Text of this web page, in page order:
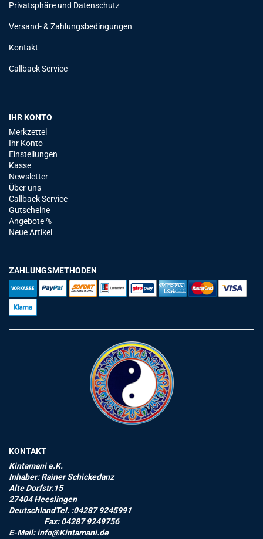
Privatsphäre und Datenschutz
Versand- & Zahlungsbedingungen
Kontakt
Callback Service
IHR KONTO
Merkzettel
Ihr Konto
Einstellungen
Kasse
Newsletter
Über uns
Callback Service
Gutscheine
Angebote %
Neue Artikel
ZAHLUNGSMETHODEN
KONTAKT
Kintamani e.K.
Inhaber: Rainer Schickedanz
Alte Dorfstr.15
27404 Heeslingen
DeutschlandTel. :04287 9245991
Fax: 04287 9249756
E-Mail: info@Kintamani.de